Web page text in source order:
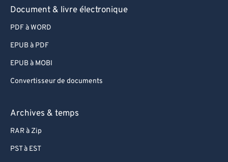
Document & livre électronique
PDF à WORD
EPUB à PDF
EPUB à MOBI
Convertisseur de documents
Archives & temps
RAR à Zip
PST à EST